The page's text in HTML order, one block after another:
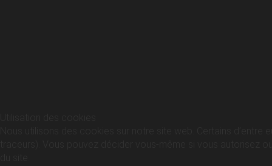
Nous utilisons des cookies sur notre site web. Certains
traceurs). Vous pouvez décider vous-même si vous autorisez